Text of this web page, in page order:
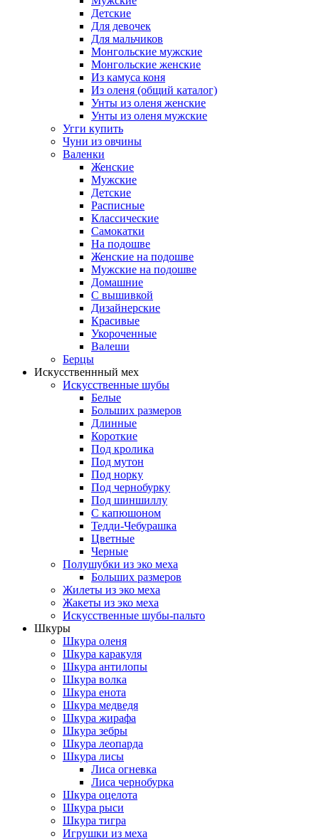
Детские
Для девочек
Для мальчиков
Монгольские мужские
Монгольские женские
Из камуса коня
Из оленя (общий каталог)
Унты из оленя женские
Унты из оленя мужские
Угги купить
Чуни из овчины
Валенки
Женские
Мужские
Детские
Расписные
Классические
Самокатки
На подошве
Женские на подошве
Мужские на подошве
Домашние
С вышивкой
Дизайнерские
Красивые
Укороченные
Валеши
Берцы
Искусственнный мех
Искусственные шубы
Белые
Больших размеров
Длинные
Короткие
Под кролика
Под мутон
Под норку
Под чернобурку
Под шиншиллу
С капюшоном
Тедди-Чебурашка
Цветные
Черные
Полушубки из эко меха
Больших размеров
Жилеты из эко меха
Жакеты из эко меха
Искусственные шубы-пальто
Шкуры
Шкура оленя
Шкура каракуля
Шкура антилопы
Шкура волка
Шкура енота
Шкура медведя
Шкура жирафа
Шкура зебры
Шкура леопарда
Шкура лисы
Лиса огневка
Лиса чернобурка
Шкура оцелота
Шкура рыси
Шкура тигра
Игрушки из меха